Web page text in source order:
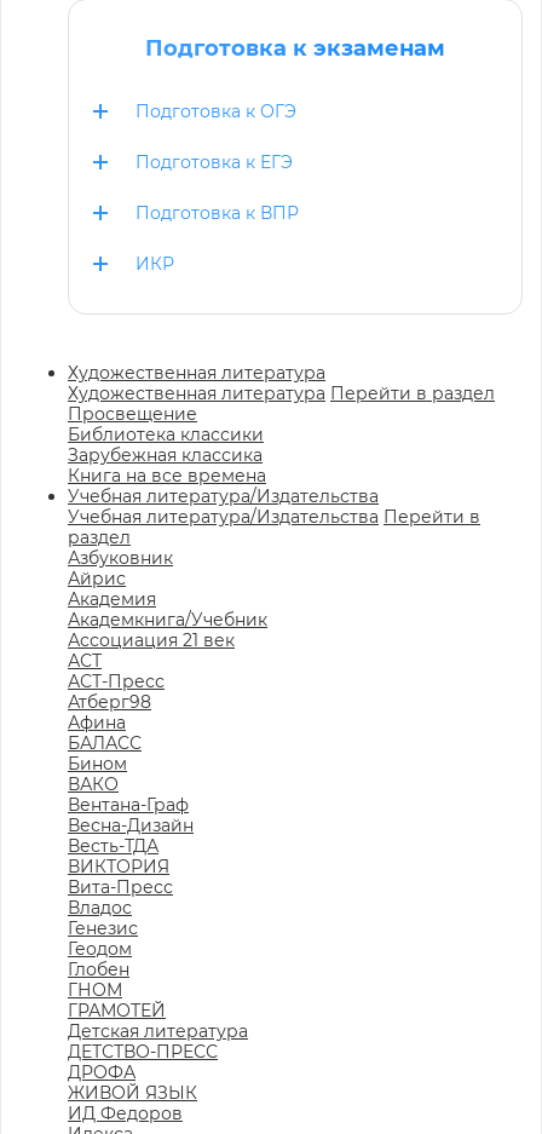
Подготовка к экзаменам
Подготовка к ОГЭ
Подготовка к ЕГЭ
Подготовка к ВПР
ИКР
Художественная литература
Художественная литература Перейти в раздел
Просвещение
Библиотека классики
Зарубежная классика
Книга на все времена
Учебная литература/Издательства
Учебная литература/Издательства Перейти в
раздел
Азбуковник
Айрис
Академия
Академкнига/Учебник
Ассоциация 21 век
АСТ
АСТ-Пресс
Атберг98
Афина
БАЛАСС
Бином
ВАКО
Вентана-Граф
Весна-Дизайн
Весть-ТДА
ВИКТОРИЯ
Вита-Пресс
Владос
Генезис
Геодом
Глобен
ГНОМ
ГРАМОТЕЙ
Детская литература
ДЕТСТВО-ПРЕСС
ДРОФА
ЖИВОЙ ЯЗЫК
ИД Федоров